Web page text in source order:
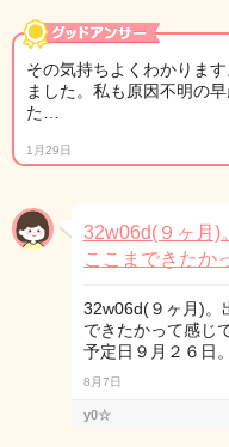
その気持ちよくわかりま
ました。私も原因不明の
た…
1月29日
32w06d(９ヶ月)
ここまできたか
32w06d(９ヶ月)。
できたかって感じ
予定日９月２６日
8月7日
y0☆